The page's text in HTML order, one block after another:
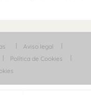
Aviso legal
Política de Cookies